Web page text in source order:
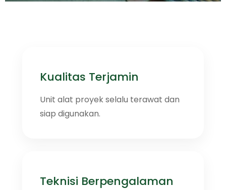
Kualitas Terjamin
Unit alat proyek selalu terawat dan
siap digunakan.
Teknisi Berpengalaman